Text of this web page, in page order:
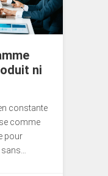
ni
constante
comme
pour
sans…